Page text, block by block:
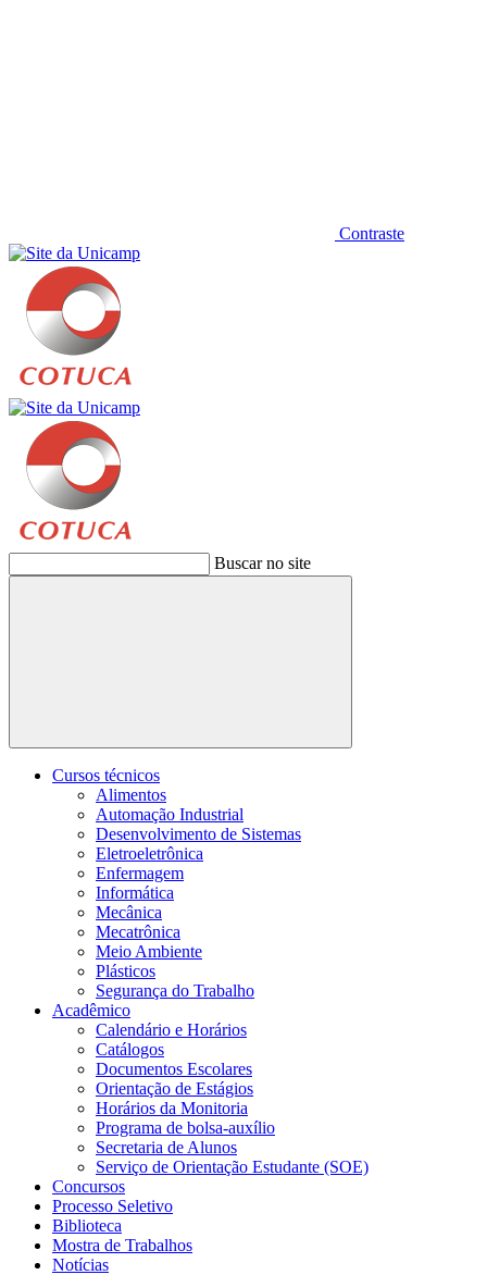
Contraste
Buscar no site
Buscar
Cursos técnicos
Alimentos
Automação Industrial
Desenvolvimento de Sistemas
Eletroeletrônica
Enfermagem
Informática
Mecânica
Mecatrônica
Meio Ambiente
Plásticos
Segurança do Trabalho
Acadêmico
Calendário e Horários
Catálogos
Documentos Escolares
Orientação de Estágios
Horários da Monitoria
Programa de bolsa-auxílio
Secretaria de Alunos
Serviço de Orientação Estudante (SOE)
Concursos
Processo Seletivo
Biblioteca
Mostra de Trabalhos
Notícias